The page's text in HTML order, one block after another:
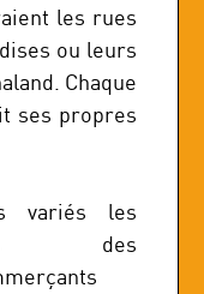
les rues
ou leurs
Chaque
ses propres
variés les
des